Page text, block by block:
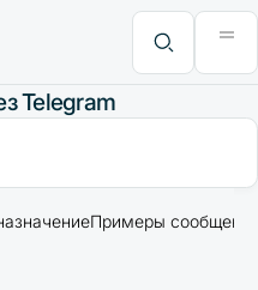
Telegram
Примеры